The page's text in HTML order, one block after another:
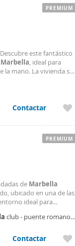
Descubre este fantástico
Marbella, ideal para
la mano. La vivienda se
Contactar
PREMIUM
de Marbella
ubicado en una de las
ideal para
club - puente romano,
Contactar
PREMIUM